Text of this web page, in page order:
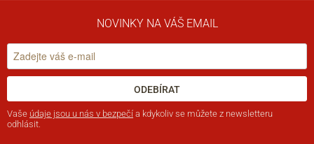
NOVINKY NA VÁŠ EMAIL
ODEBÍRAT
Vaše údaje jsou u nás v bezpečí a kdykoliv se můžete z newsletteru
odhlásit.